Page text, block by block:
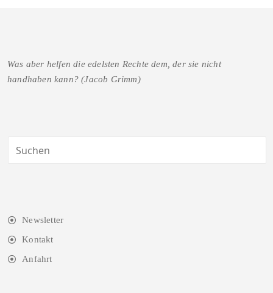
Was aber helfen die edelsten Rechte dem, der sie nicht
handhaben kann? (Jacob Grimm)
Newsletter
Kontakt
Anfahrt